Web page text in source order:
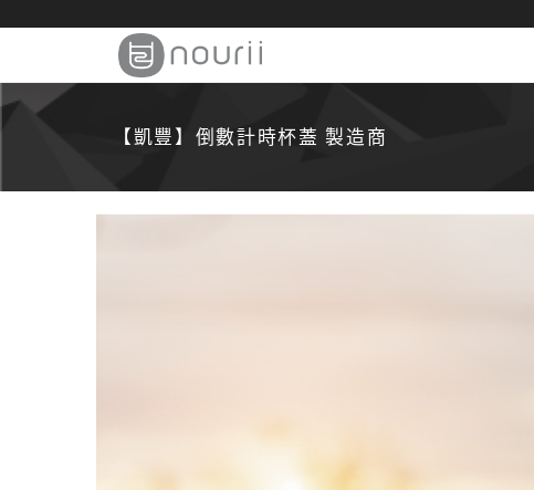
【凱豐】倒數計時杯蓋 製造商